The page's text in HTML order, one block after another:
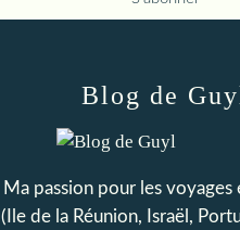
Blog de
Ma passion pour les voyages
(Ile de la Réunion, Israël,